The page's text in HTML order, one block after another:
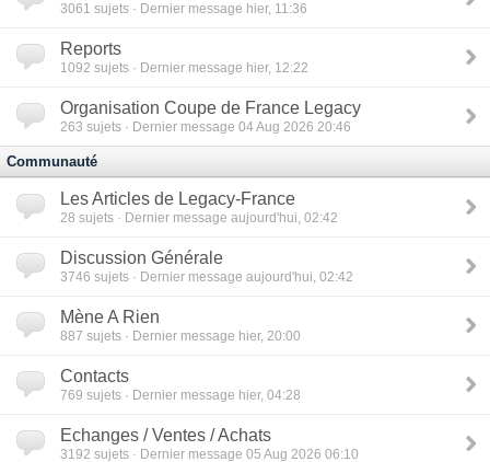
3061 sujets · Dernier message hier, 11:36
Reports
1092 sujets · Dernier message hier, 12:22
Organisation Coupe de France Legacy
263 sujets · Dernier message 04 Aug 2026 20:46
Communauté
Les Articles de Legacy-France
28 sujets · Dernier message aujourd'hui, 02:42
Discussion Générale
3746 sujets · Dernier message aujourd'hui, 02:42
Mène A Rien
887 sujets · Dernier message hier, 20:00
Contacts
769 sujets · Dernier message hier, 04:28
Echanges / Ventes / Achats
3192 sujets · Dernier message 05 Aug 2026 06:10